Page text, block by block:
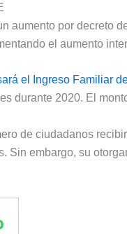
aumento por decreto
el aumento
el Ingreso Familiar
durante 2020. El
de ciudadanos
Sin embargo, su